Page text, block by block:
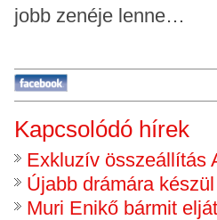
jobb zenéje lenne…
Kapcsolódó hírek
Exkluzív összeállítás
Újabb drámára
Muri Enikő bármit